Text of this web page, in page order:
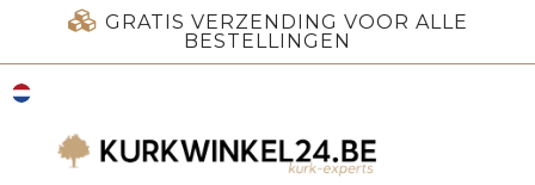
GRATIS VERZENDING VOOR ALLE
BESTELLINGEN